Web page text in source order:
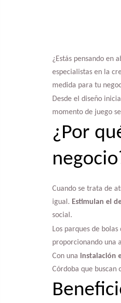
¿Estás pensando en
especialistas en la
medida para tu
Desde el diseño
momento de juego
¿Por
Cuando se trata de
igual. Estimulan el
social.
Los parques de
proporcionando una
Con una instalación
Córdoba que buscan